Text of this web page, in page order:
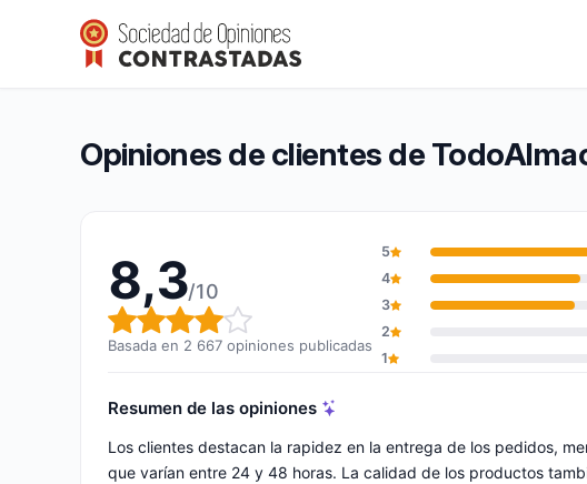
TodoAlmacén
Calificación global: 8,3 de 10
8,3/10(2 667 opiniones)
Opiniones de clientes de
8,3/10
Calificación global: 8,3 de 10
Basada en 2 667 opiniones publicadas
5
4
3
2
1
Resumen de las opiniones
Los clientes destacan la rapidez en la entrega de los pedidos,
que varían entre 24 y 48 horas. La calidad de los productos